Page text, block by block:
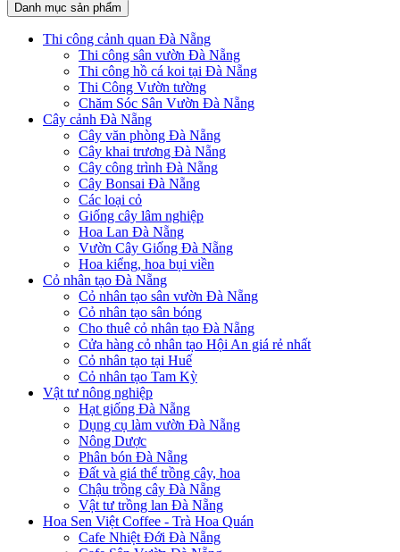
Danh mục sản phẩm
Thi công cảnh quan Đà Nẵng
Thi công sân vườn Đà Nẵng
Thi công hồ cá koi tại Đà Nẵng
Thi Công Vườn tường
Chăm Sóc Sân Vườn Đà Nẵng
Cây cảnh Đà Nẵng
Cây văn phòng Đà Nẵng
Cây khai trương Đà Nẵng
Cây công trình Đà Nẵng
Cây Bonsai Đà Nẵng
Các loại cỏ
Giống cây lâm nghiệp
Hoa Lan Đà Nẵng
Vườn Cây Giống Đà Nẵng
Hoa kiểng, hoa bụi viền
Cỏ nhân tạo Đà Nẵng
Cỏ nhân tạo sân vườn Đà Nẵng
Cỏ nhân tạo sân bóng
Cho thuê cỏ nhân tạo Đà Nẵng
Cửa hàng cỏ nhân tạo Hội An giá rẻ nhất
Cỏ nhân tạo tại Huế
Cỏ nhân tạo Tam Kỳ
Vật tư nông nghiệp
Hạt giống Đà Nẵng
Dụng cụ làm vườn Đà Nẵng
Nông Dược
Phân bón Đà Nẵng
Đất và giá thể trồng cây, hoa
Chậu trồng cây Đà Nẵng
Vật tư trồng lan Đà Nẵng
Hoa Sen Việt Coffee - Trà Hoa Quán
Cafe Nhiệt Đới Đà Nẵng